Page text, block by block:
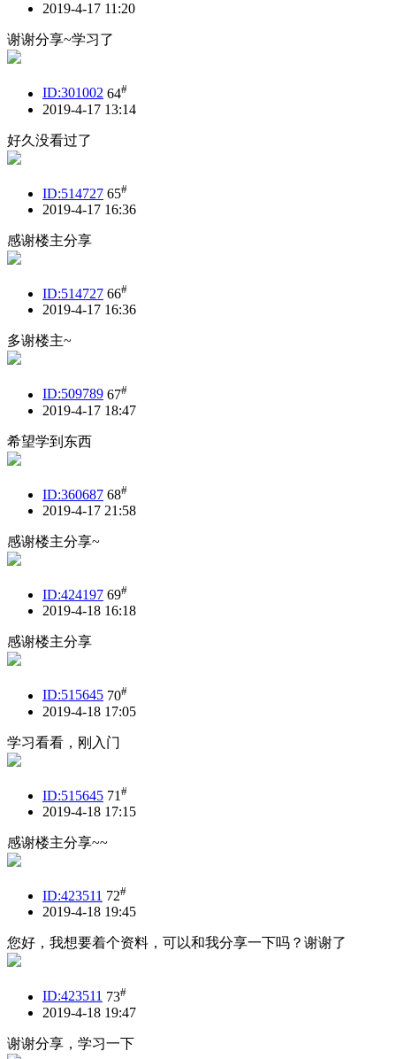
2019-4-17 11:20
谢谢分享~学习了
ID:301002 64#
2019-4-17 13:14
好久没看过了
ID:514727 65#
2019-4-17 16:36
感谢楼主分享
ID:514727 66#
2019-4-17 16:36
多谢楼主~
ID:509789 67#
2019-4-17 18:47
希望学到东西
ID:360687 68#
2019-4-17 21:58
感谢楼主分享~
ID:424197 69#
2019-4-18 16:18
感谢楼主分享
ID:515645 70#
2019-4-18 17:05
学习看看，刚入门
ID:515645 71 #
2019-4-18 17:15
感谢楼主分享~~
ID:423511 72#
2019-4-18 19:45
您好，我想要着个资料，可以和我分享一下吗？谢谢了
ID:423511 73#
2019-4-18 19:47
谢谢分享，学习一下